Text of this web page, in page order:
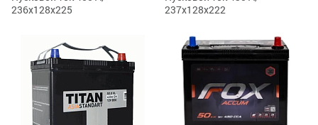
236x128x225
237x128x222